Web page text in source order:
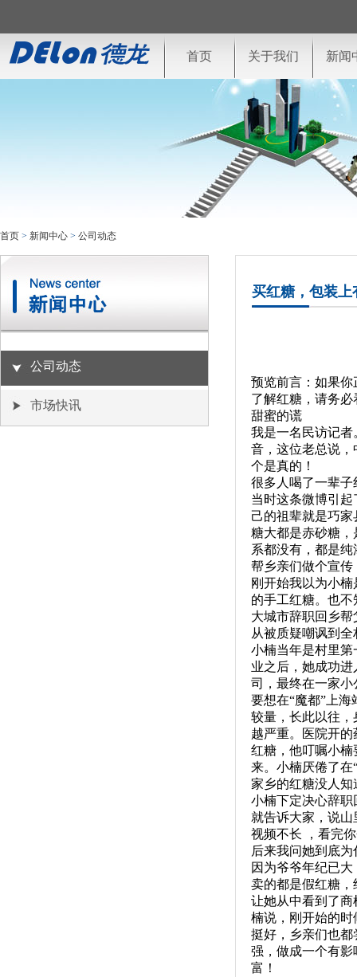
新闻
关于我们
首页
首页 > 新闻中心 > 公司动态
公司动态
市场快讯
买红糖，包装上
预览前言：如果
了解红糖，请务必
甜蜜的谎
我是一名民访记
音，这位老总说
个是真的！
很多人喝了一辈
当时这条微博引
己的祖辈就是巧
糖大都是赤砂糖
系都没有，都是
帮乡亲们做个宣
刚开始我以为小
的手工红糖。也
大城市辞职回乡帮
从被质疑嘲讽到全
小楠当年是村里
业之后，她成功
司，最终在一家
要想在“魔都”上
较量，长此以往
越严重。医院开
红糖，他叮嘱小
来。小楠厌倦了在
家乡的红糖没人知
小楠下定决心辞职
就告诉大家，说
视频不长 ，看完
后来我问她到底
因为爷爷年纪已
卖的都是假红糖
让她从中看到了商
楠说，刚开始的
挺好，乡亲们也
强，做成一个有
富！